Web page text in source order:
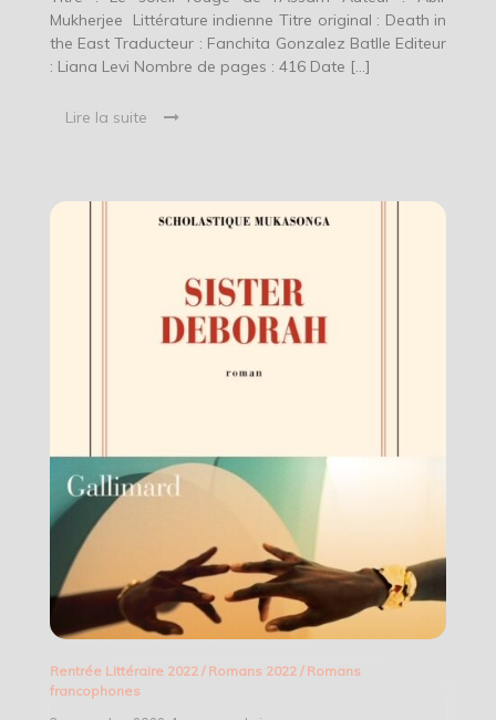
Mukherjee Littérature indienne Titre original : Death in
the East Traducteur : Fanchita Gonzalez Batlle Editeur
: Liana Levi Nombre de pages : 416 Date […]
Lire la suite
Rentrée Littéraire 2022/ Romans 2022/ Romans
francophones